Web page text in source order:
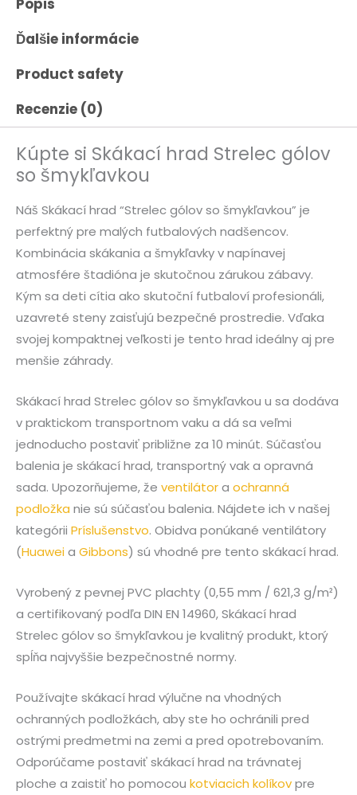
Ďalšie informácie
Product safety
Recenzie (0)
Kúpte si Skákací hrad Strelec gólov
so šmykľavkou
Náš Skákací hrad “Strelec gólov so šmykľavkou” je
perfektný pre malých futbalových nadšencov.
Kombinácia skákania a šmykľavky v napínavej
atmosfére štadióna je skutočnou zárukou zábavy.
Kým sa deti cítia ako skutoční futbaloví profesionáli,
uzavreté steny zaisťujú bezpečné prostredie. Vďaka
svojej kompaktnej veľkosti je tento hrad ideálny aj pre
menšie záhrady.
Skákací hrad Strelec gólov so šmykľavkou u sa dodáva
v praktickom transportnom vaku a dá sa veľmi
jednoducho postaviť približne za 10 minút. Súčasťou
balenia je skákací hrad, transportný vak a opravná
sada. Upozorňujeme, že ventilátora ochranná
podložka nie sú súčasťou balenia. Nájdete ich v našej
kategórii Príslušenstvo. Obidva ponúkané ventilátory
(Huaweia Gibbons) sú vhodné pre tento skákací hrad.
Vyrobený z pevnej PVC plachty (0,55 mm / 621,3 g/m²)
a certifikovaný podľa DIN EN 14960, Skákací hrad
Strelec gólov so šmykľavkou je kvalitný produkt, ktorý
spĺňa najvyššie bezpečnostné normy.
Používajte skákací hrad výlučne na vhodných
ochranných podložkách, aby ste ho ochránili pred
ostrými predmetmi na zemi a pred opotrebovaním.
Odporúčame postaviť skákací hrad na trávnatej
ploche a zaistiť ho pomocou kotviacich kolíkovpre